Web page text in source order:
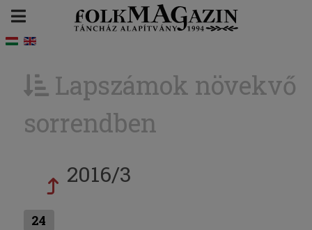
Lapszámok növekvő
sorrendben
2016/3
24